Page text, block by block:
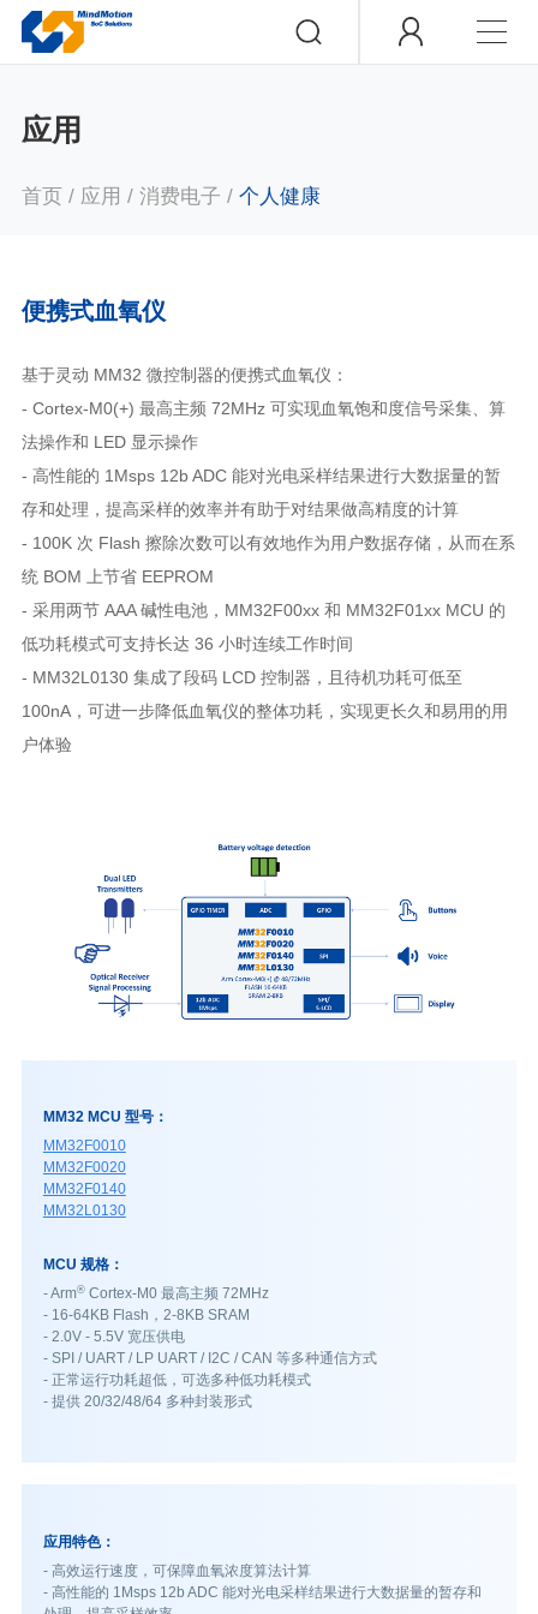
应用
首页 / 应用 / 消费电子 / 个人健康
便携式血氧仪
基于灵动 MM32 微控制器的便携式血氧仪：
- Cortex-M0(+) 最高主频 72MHz 可实现血氧饱和度信号采集、算
法操作和 LED 显示操作
- 高性能的 1Msps 12b ADC 能对光电采样结果进行大数据量的暂
存和处理，提高采样的效率并有助于对结果做高精度的计算
- 100K 次 Flash 擦除次数可以有效地作为用户数据存储，从而在系
统 BOM 上节省 EEPROM
- 采用两节 AAA 碱性电池，MM32F00xx 和 MM32F01xx MCU 的
低功耗模式可支持长达 36 小时连续工作时间
- MM32L0130 集成了段码 LCD 控制器，且待机功耗可低至
100nA，可进一步降低血氧仪的整体功耗，实现更长久和易用的用
户体验
MM32 MCU 型号：
MM32F0010
MM32F0020
MM32F0140
MM32L0130
MCU 规格：
- Arm®Cortex-M0 最高主频 72MHz
- 16-64KB Flash，2-8KB SRAM
- 2.0V - 5.5V 宽压供电
- SPI / UART / LP UART / I2C / CAN 等多种通信方式
- 正常运行功耗超低，可选多种低功耗模式
- 提供 20/32/48/64 多种封装形式
应用特色：
- 高效运行速度，可保障血氧浓度算法计算
- 高性能的 1Msps 12b ADC 能对光电采样结果进行大数据量的暂存和